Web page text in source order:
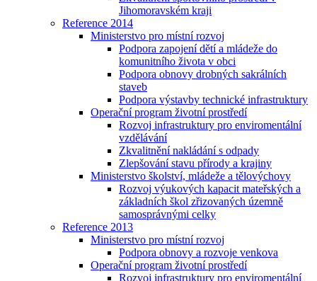
Jihomoravském kraji
Reference 2014
Ministerstvo pro místní rozvoj
Podpora zapojení dětí a mládeže do
komunitního života v obci
Podpora obnovy drobných sakrálních
staveb
Podpora výstavby technické infrastruktury
Operační program životní prostředí
Rozvoj infrastruktury pro enviromentální
vzdělávání
Zkvalitnění nakládání s odpady
Zlepšování stavu přírody a krajiny
Ministerstvo školství, mládeže a tělovýchovy
Rozvoj výukových kapacit mateřských a
základních škol zřizovaných územně
samosprávnými celky
Reference 2013
Ministerstvo pro místní rozvoj
Podpora obnovy a rozvoje venkova
Operační program životní prostředí
Rozvoj infrastruktury pro enviromentální